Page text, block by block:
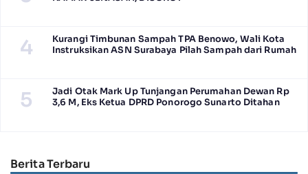
4
Kurangi Timbunan Sampah TPA Benowo, Wali Kota
Instruksikan ASN Surabaya Pilah Sampah dari Rumah
5
Jadi Otak Mark Up Tunjangan Perumahan Dewan Rp
3,6 M, Eks Ketua DPRD Ponorogo Sunarto Ditahan
Berita Terbaru